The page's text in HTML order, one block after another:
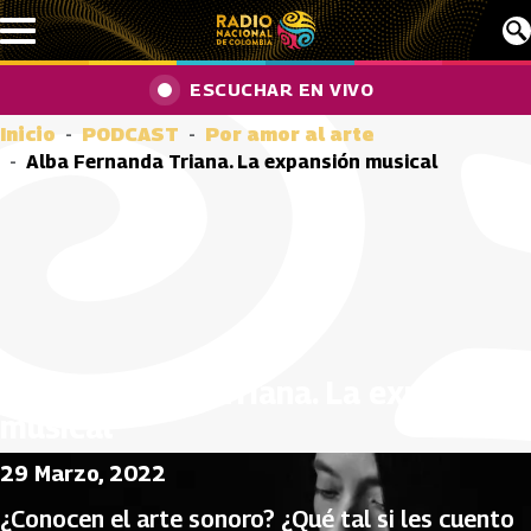
Pasar al contenido principal
ESCUCHAR EN VIVO
Inicio PODCAST
Por amor al arte
Alba Fernanda Triana. La expansión musical
29 Marzo, 2022
¿Conocen el arte sonoro? ¿Qué tal si les cuento